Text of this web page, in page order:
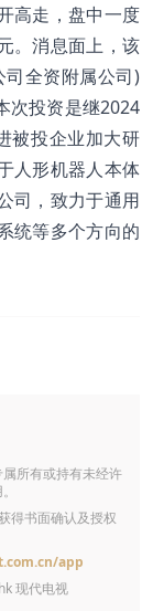
高走，盘中一度
。消息面上，该
全资附属公司)
次投资是继2024
被投企业加大研
人形机器人本体
司，致力于通用
统等多个方向的
所有或持有未经许
得书面确认及授权
app
现代电视